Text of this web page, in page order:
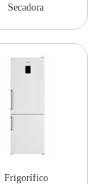
Secadora
Frigorífico